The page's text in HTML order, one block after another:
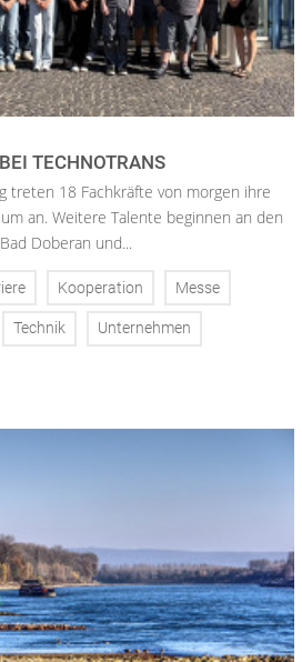
TECHNOTRANS
treten 18 Fachkräfte von morgen ihre
an. Weitere Talente beginnen an den
Doberan und...
Kooperation Messe
Technik Unternehmen